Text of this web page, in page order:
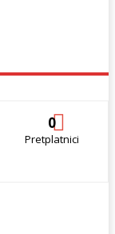
0
Pretplatnici